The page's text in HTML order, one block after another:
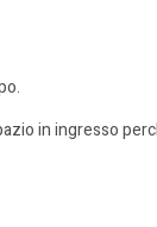
in ingresso